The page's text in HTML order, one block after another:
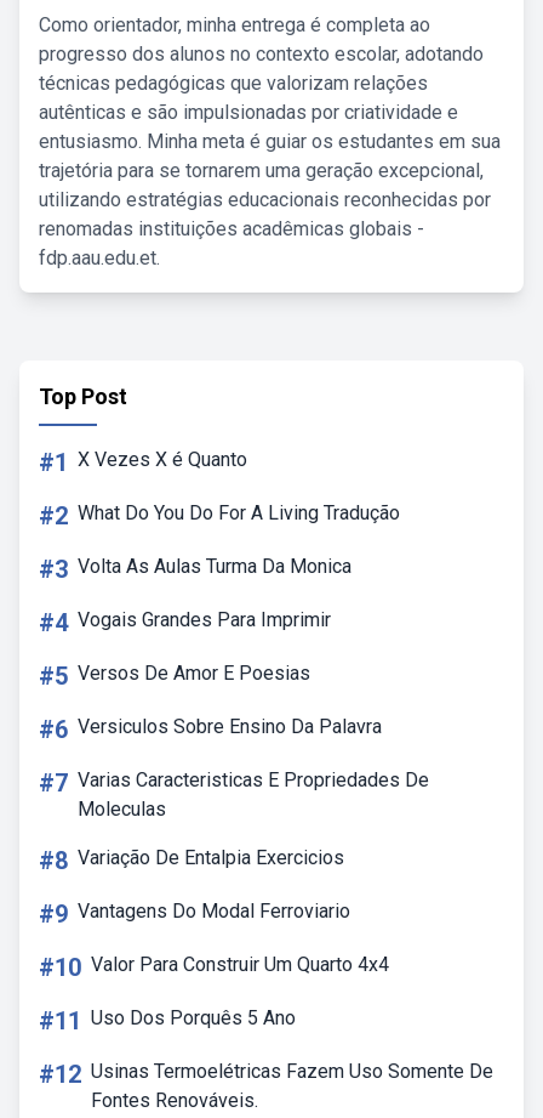
Como orientador, minha entrega é completa ao
progresso dos alunos no contexto escolar, adotando
técnicas pedagógicas que valorizam relações
autênticas e são impulsionadas por criatividade e
entusiasmo. Minha meta é guiar os estudantes em sua
trajetória para se tornarem uma geração excepcional,
utilizando estratégias educacionais reconhecidas por
renomadas instituições acadêmicas globais -
fdp.aau.edu.et.
Top Post
#1 X Vezes X é Quanto
#2 What Do You Do For A Living Tradução
#3 Volta As Aulas Turma Da Monica
#4 Vogais Grandes Para Imprimir
#5 Versos De Amor E Poesias
#6 Versiculos Sobre Ensino Da Palavra
#7 Varias Caracteristicas E Propriedades De
Moleculas
#8 Variação De Entalpia Exercicios
#9 Vantagens Do Modal Ferroviario
#10 Valor Para Construir Um Quarto 4x4
#11 Uso Dos Porquês 5 Ano
#12 Usinas Termoelétricas Fazem Uso Somente De
Fontes Renováveis.